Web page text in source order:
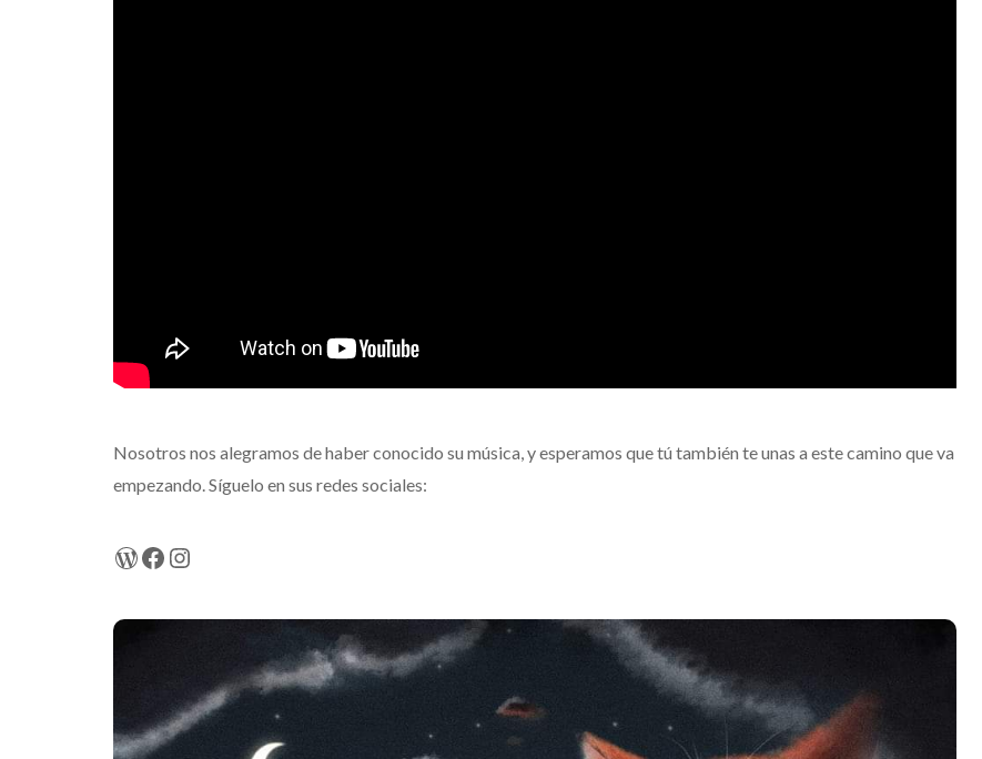
Nosotros nos alegramos de haber conocido su música, y esperamos que tú también te unas a este camino que va
empezando. Síguelo en sus redes sociales:
WordPress
Facebook
Instagram